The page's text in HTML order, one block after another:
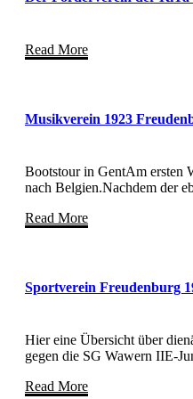
Read More
Musikverein 1923
Bootstour in GentAm ersten
nach Belgien.Nachdem der
Read More
Sportverein Freudenburg
Hier eine Übersicht über
gegen die SG Wawern IIE-
Read More